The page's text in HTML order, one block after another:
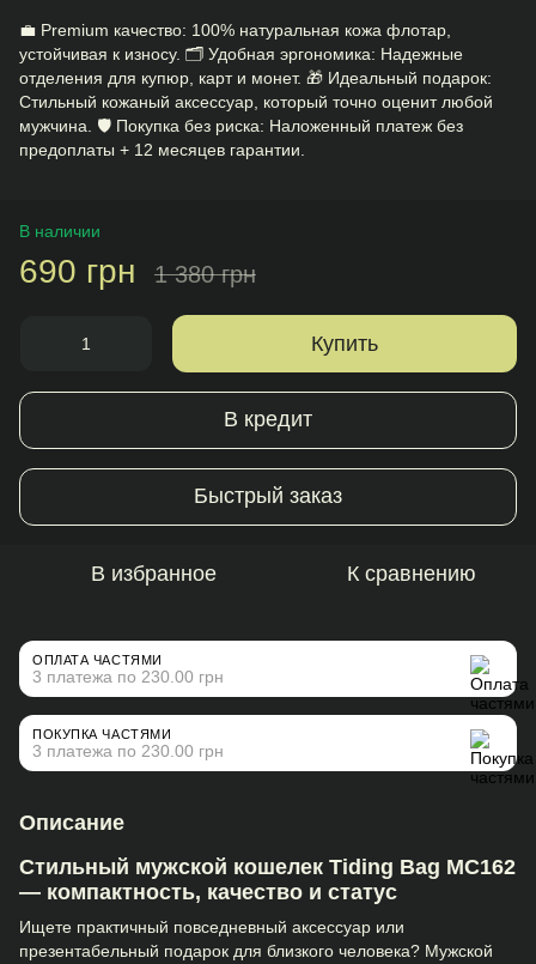
💼 Premium качество: 100% натуральная кожа флотар,
устойчивая к износу. 🗂 Удобная эргономика: Надежные
отделения для купюр, карт и монет. 🎁 Идеальный подарок:
Стильный кожаный аксессуар, который точно оценит любой
мужчина. 🛡️ Покупка без риска: Наложенный платеж без
предоплаты + 12 месяцев гарантии.
В наличии
690 грн 1 380 грн
Купить
В кредит
Быстрый заказ
В избранное К сравнению
ОПЛАТА ЧАСТЯМИ
3 платежа по 230.00 грн
ПОКУПКА ЧАСТЯМИ
3 платежа по 230.00 грн
Описание
Стильный мужской кошелек Tiding Bag МС162
— компактность, качество и статус
Ищете практичный повседневный аксессуар или
презентабельный подарок для близкого человека? Мужской